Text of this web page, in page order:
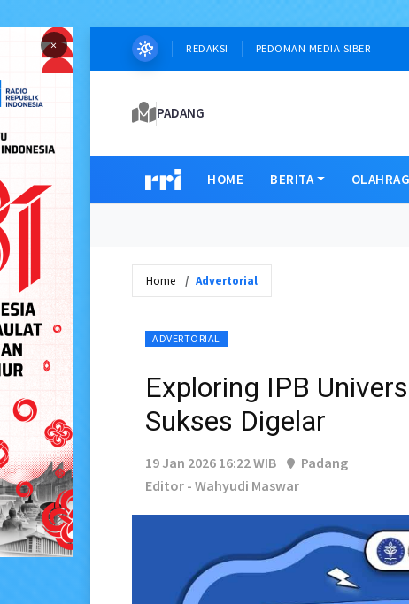
× REDAKSI PEDOMAN MEDIA SIBER
PADANG
HOME BERITA
Home Advertorial
ADVERTORIAL
Exploring IPB
Sukses Digelar
19 Jan 2026 16:22 WIB
Padang
Editor - Wahyudi Maswar